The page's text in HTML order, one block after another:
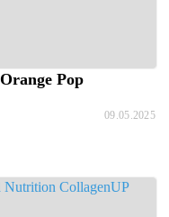
Pop
09.05.2025